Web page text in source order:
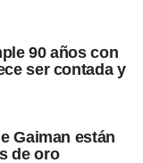
90 años con
ser contada y
Gaiman están
de oro